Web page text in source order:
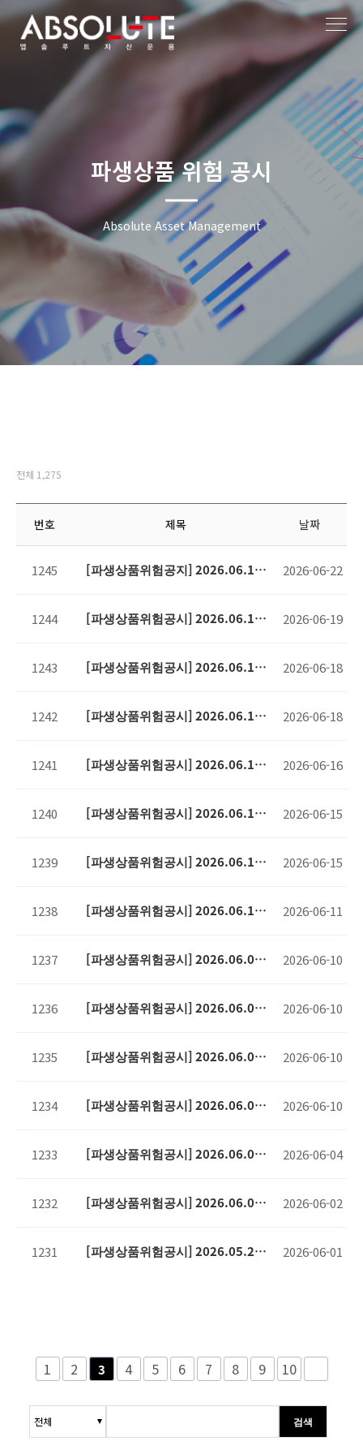
파생상품 위험 공시
Absolute Asset Management
전체 1,275
번호 제목 날짜
1245
[파생상품위험공지] 2026.06.19
2026-06-22
1244
[파생상품위험공시] 2026.06.18
2026-06-19
1243
[파생상품위험공시] 2026.06.17
2026-06-18
1242
[파생상품위험공시] 2026.06.16
2026-06-18
1241
[파생상품위험공시] 2026.06.15
2026-06-16
1240
[파생상품위험공시] 2026.06.12
2026-06-15
1239
[파생상품위험공시] 2026.06.11
2026-06-15
1238
[파생상품위험공시] 2026.06.10
2026-06-11
1237
[파생상품위험공시] 2026.06.09
2026-06-10
1236
[파생상품위험공시] 2026.06.08
2026-06-10
1235
[파생상품위험공시] 2026.06.05
2026-06-10
1234
[파생상품위험공시] 2026.06.04
2026-06-10
1233
[파생상품위험공시] 2026.06.02
2026-06-04
1232
[파생상품위험공시] 2026.06.01
2026-06-02
1231
[파생상품위험공시] 2026.05.29
2026-06-01
1 2 3 4 5 6 7 8 9 10
검색